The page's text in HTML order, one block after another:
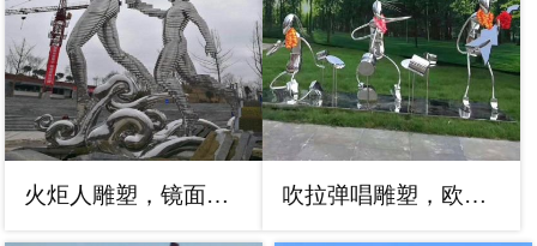
火炬人雕塑，镜面不锈钢火炬手雕塑制作 吹拉弹唱雕塑，欧式音乐人雕塑，镜面工艺效果